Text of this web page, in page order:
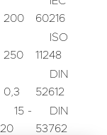
200
60216
250
ISO
11248
0,3
DIN
52612
15 -
20
DIN
53762